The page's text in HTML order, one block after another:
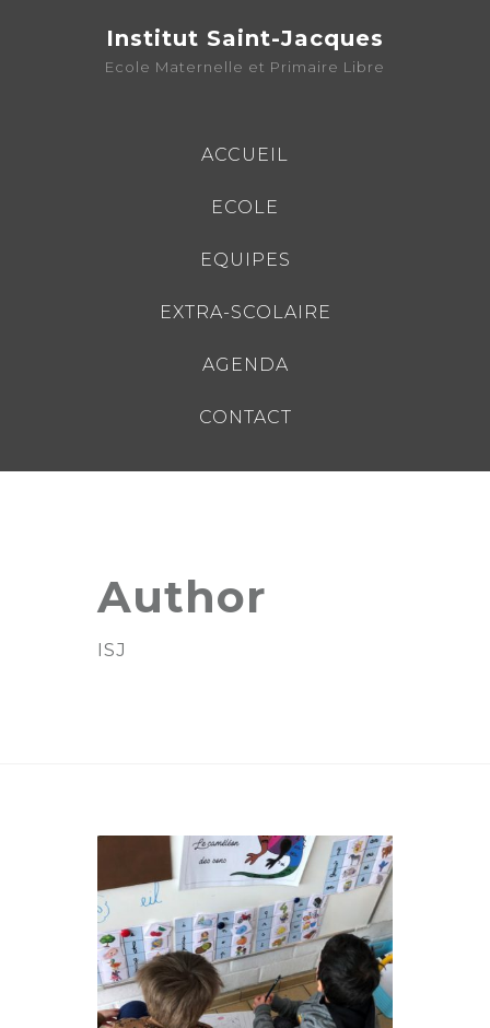
Institut Saint-Jacques
Ecole Maternelle et Primaire Libre
ACCUEIL
ECOLE
EQUIPES
EXTRA-SCOLAIRE
AGENDA
CONTACT
Author
ISJ